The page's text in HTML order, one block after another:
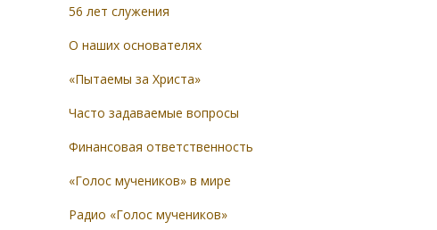
56 лет служения
О наших основателях
«Пытаемы за Христа»
Часто задаваемые вопросы
Финансовая ответственность
«Голос мучеников» в мире
Радио «Голос мучеников»